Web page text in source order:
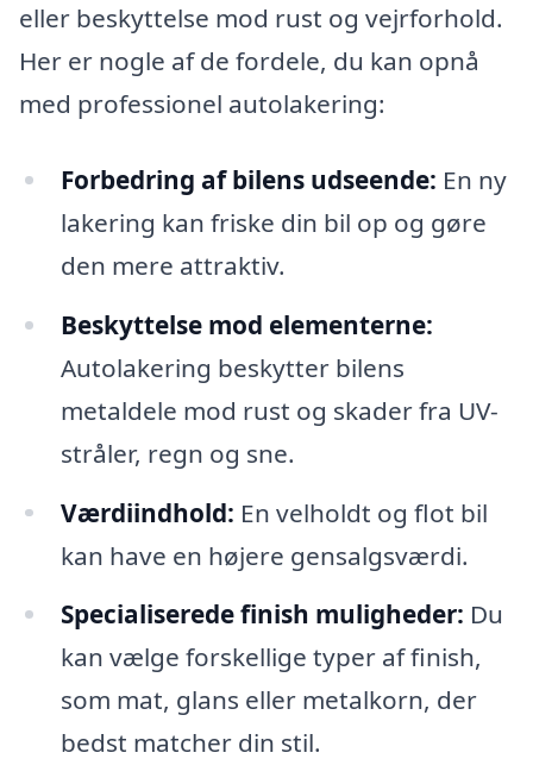
eller beskyttelse mod rust og vejrforhold.
Her er nogle af de fordele, du kan opnå
med professionel autolakering:
Forbedring af bilens udseende: En ny
lakering kan friske din bil op og gøre
den mere attraktiv.
Beskyttelse mod elementerne:
Autolakering beskytter bilens
metaldele mod rust og skader fra UV-
stråler, regn og sne.
Værdiindhold: En velholdt og flot bil
kan have en højere gensalgsværdi.
Specialiserede finish muligheder: Du
kan vælge forskellige typer af finish,
som mat, glans eller metalkorn, der
bedst matcher din stil.